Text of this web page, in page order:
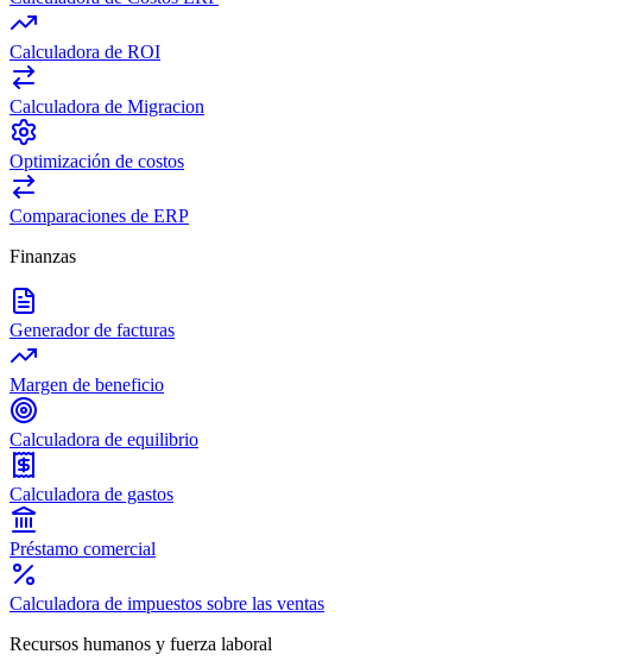
Calculadora de ROI
Calculadora de Migracion
Optimización de costos
Comparaciones de ERP
Finanzas
Generador de facturas
Margen de beneficio
Calculadora de equilibrio
Calculadora de gastos
Préstamo comercial
Calculadora de impuestos sobre las ventas
Recursos humanos y fuerza laboral